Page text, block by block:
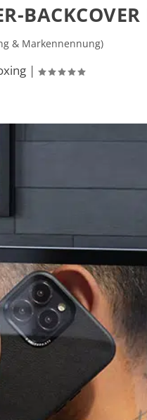
& Markennennung)
|